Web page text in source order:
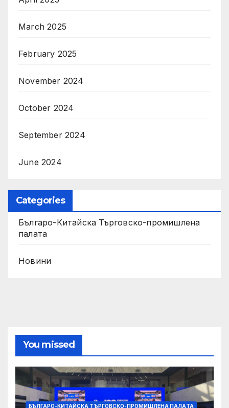
March 2025
February 2025
November 2024
October 2024
September 2024
June 2024
Categories
Българо-Китайска Търговско-промишлена
палaта
Новини
You missed
БЪЛГАРО-КИТАЙСКА ТЪРГОВСКО-ПРОМИШЛЕНА ПАЛAТА